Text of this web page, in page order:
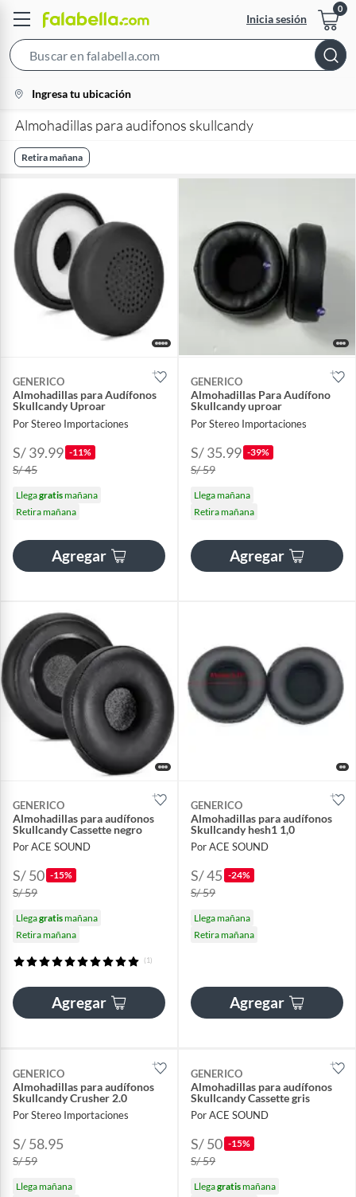
Inicia sesión
Bar
location-
icon
Ingresa tu ubicación
Almohadillas para audifonos skullcandy
Retira mañana
GENERICO
Almohadillas para Audífonos
Skullcandy Uproar
Por Stereo Importaciones
S/ 39.99 -11%
S/ 45
Llegagratismañana
Retira mañana
Agregar
GENERICO
Almohadillas Para Audífono
Skullcandy uproar
Por Stereo Importaciones
S/ 35.99 -39%
S/ 59
Llega mañana
Retira mañana
Agregar
GENERICO
Almohadillas para audífonos
Skullcandy Cassette negro
Por ACE SOUND
S/ 50 -15%
S/ 59
Llegagratismañana
Retira mañana
(1)
Agregar
GENERICO
Almohadillas para audífonos
Skullcandy hesh1 1,0
Por ACE SOUND
S/ 45 -24%
S/ 59
Llega mañana
Retira mañana
Agregar
GENERICO
Almohadillas para audífonos
Skullcandy Crusher 2.0
Por Stereo Importaciones
S/ 58.95
S/ 59
Llega mañana
GENERICO
Almohadillas para audífonos
Skullcandy Cassette gris
Por ACE SOUND
S/ 50 -15%
S/ 59
Llegagratismañana